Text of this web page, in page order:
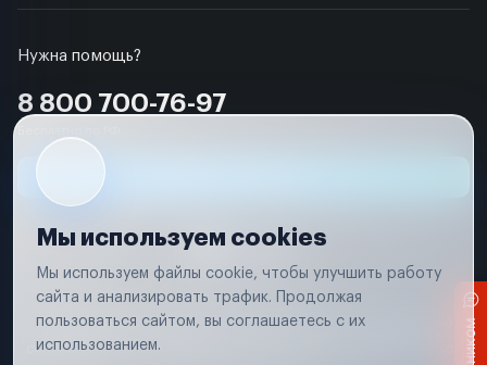
Нужна помощь?
8 800 700-76-97
Условия использования
Вся информация, представленная на сайте, носит исключительно
соответствии с положениями статьи 437 (п. 2) Гражданского кодекса
Мы используем cookies
Мы используем файлы cookie, чтобы улучшить работу
сайта и анализировать трафик. Продолжая
пользоваться сайтом, вы соглашаетесь с их
использованием.